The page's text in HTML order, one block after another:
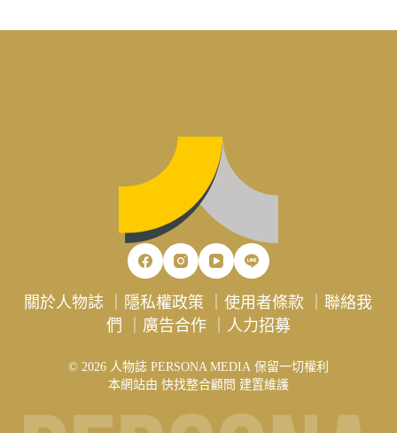
關於人物誌 隱私權政策 ｜使用者條款 ｜聯絡我
們
廣告合作｜ 人力招募
© 2026 人物誌 PERSONA MEDIA 保留一切權利
本網站由 快找整合顧問 建置維護